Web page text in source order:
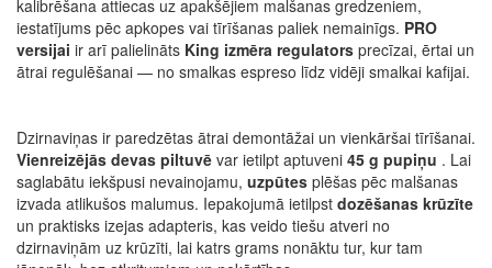
kalibrēšana attiecas uz apakšējiem malšanas gredzeniem,
iestatījums pēc apkopes vai tīrīšanas paliek nemainīgs. PRO
versijai ir arī palielināts King izmēra regulators precīzai, ērtai un
ātrai regulēšanai — no smalkas espreso līdz vidēji smalkai kafijai.
Dzirnaviņas ir paredzētas ātrai demontāžai un vienkāršai tīrīšanai.
Vienreizējās devas piltuvē var ietilpt aptuveni 45 g pupiņu . Lai
saglabātu iekšpusi nevainojamu, uzpūtes plēšas pēc malšanas
izvada atlikušos malumus. Iepakojumā ietilpst dozēšanas krūzīte
un praktisks izejas adapteris, kas veido tiešu atveri no
dzirnaviņām uz krūzīti, lai katrs grams nonāktu tur, kur tam